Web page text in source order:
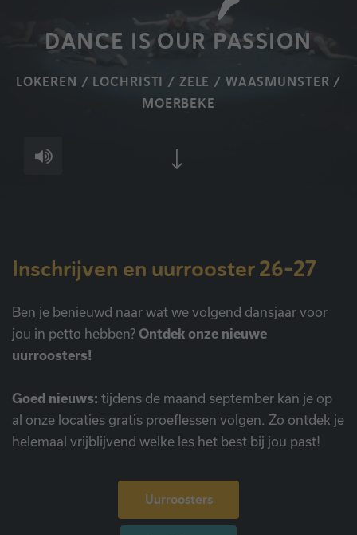
DANCE IS OUR PASSION
LOKEREN / LOCHRISTI / ZELE / WAASMUNSTER /
MOERBEKE
Inschrijven en uurrooster 26-27
Ben je benieuwd naar wat we volgend dansjaar voor
jou in petto hebben? Ontdek onze nieuwe
uurroosters!
Goed nieuws: tijdens de maand september kan je op
al onze locaties gratis proeflessen volgen. Zo ontdek je
helemaal vrijblijvend welke les het best bij jou past!
Uurroosters